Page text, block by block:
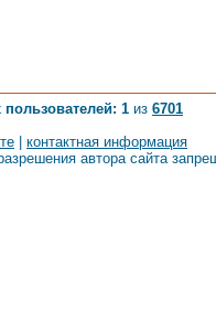
пользователей: 1 из 6701
контактная информация
автора сайта